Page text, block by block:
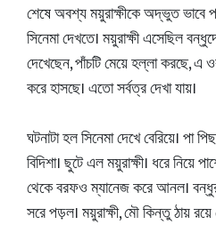
শেষে অবশ্য ময়ুরাক্ষীকে অদ্ভুত ভাবে
সিনেমা দেখতে। ময়ুরাক্ষী এসেছিল
দেখেছেন, পাঁচটি মেয়ে হল্লা করছে, এ
করে হাসছে। এতো সর্বত্র দেখা যায়।
ঘটনাটা হল সিনেমা দেখে বেরিয়ে। পা
বিদিশা। ছুটে এল ময়ুরাক্ষী। ধরে নিয়ে
থেকে বরফও ম্যানেজ করে আনল।
সরে পড়ল। ময়ুরাক্ষী, মৌ কিন্তু ঠায়